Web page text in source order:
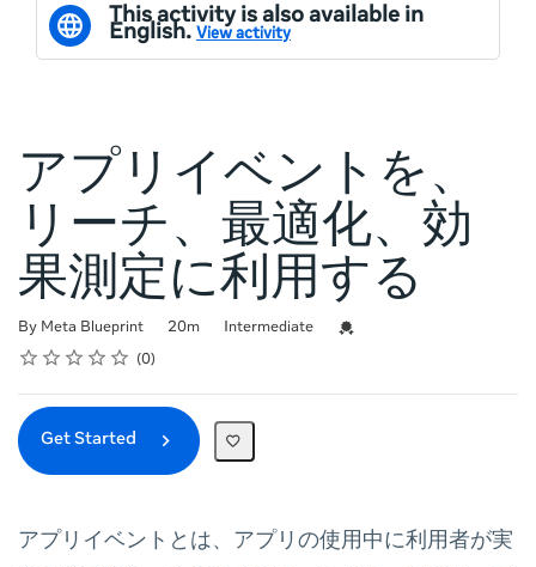
This activity is also available in
English. View activity
アプリイベントを、
リーチ、最適化、効
果測定に利用する
By Meta Blueprint
Duration 20m
Difficulty Intermediate
Credential For Completion
Rating
1 star
2 stars
3 stars
4 stars
5 stars
Average rating: 0 0
No reviews
Get Started
アプリイベントとは、アプリの使用中に利用者が実